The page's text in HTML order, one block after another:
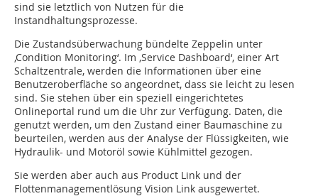
sind sie letztlich von Nutzen für die
Instandhaltungsprozesse.
Die Zustandsüberwachung bündelte Zeppelin unter
‚Condition Monitoring‘. Im ‚Service Dashboard‘, einer Art
Schaltzentrale, werden die Informationen über eine
Benutzeroberfläche so angeordnet, dass sie leicht zu lesen
sind. Sie stehen über ein speziell eingerichtetes
Onlineportal rund um die Uhr zur Verfügung. Daten, die
genutzt werden, um den Zustand einer Baumaschine zu
beurteilen, werden aus der Analyse der Flüssigkeiten, wie
Hydraulik- und Motoröl sowie Kühlmittel gezogen.
Sie werden aber auch aus Product Link und der
Flottenmanagementlösung Vision Link ausgewertet.